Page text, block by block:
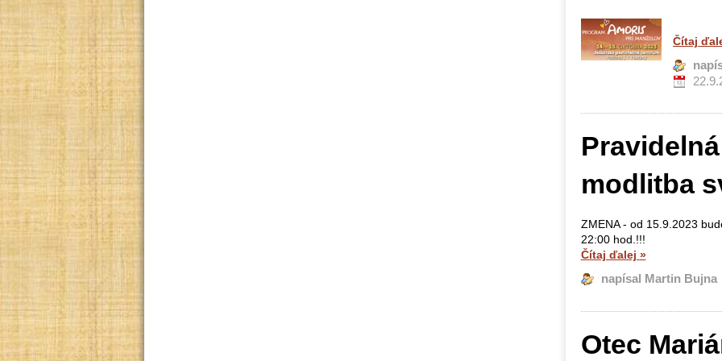
Čítaj
modlitba
ZMENA - od 15.9.2023
22:00 hod.!!!
Čítaj ďalej »
napísal Martin Bujna
Otec